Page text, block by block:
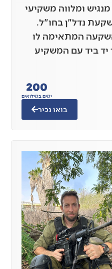
ומלווה משקיעי
נדל"ן בחו"ל.
המתאימה לו
יד ביד עם המשקיע
ימים במילואים
200
בואו נכיר